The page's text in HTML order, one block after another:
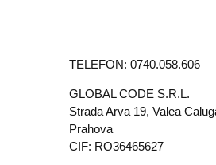
TELEFON: 0740.058.606
GLOBAL CODE S.R.L.
Strada Arva 19, Valea
Prahova
CIF: RO36465627